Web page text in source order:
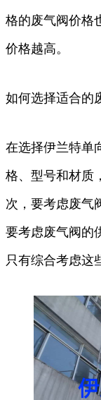
格的废气阀价格
价格越高。
如何选择适合的
在选择伊兰特单
格、型号和材质
次，要考虑废气
要考虑废气阀的
只有综合考虑这